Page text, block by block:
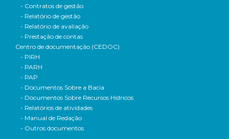
- Contratos de gestão
- Relatório de gestão
- Relatório de avaliação
- Prestação de contas
Centro de documentação (CEDOC)
- PIRH
- PARH
- PAP
- Documentos Sobre a Bacia
- Documentos Sobre Recursos Hídricos
- Relatórios de atividades
- Manual de Redação
- Outros documentos